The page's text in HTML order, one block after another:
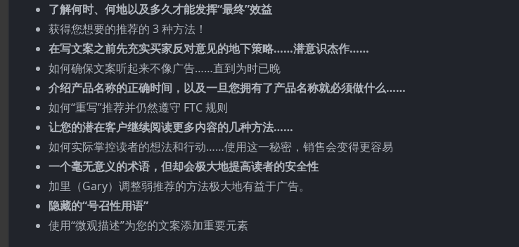
了解何时、何地以及多久才能发挥“最终”效益
获得您想要的推荐的 3 种方法！
在写文案之前先充实买家反对意见的地下策略……潜意识杰作……
如何确保文案听起来不像广告……直到为时已晚
介绍产品名称的正确时间，以及一旦您拥有了产品名称就必须做什么……
如何“重写”推荐并仍然遵守 FTC 规则
让您的潜在客户继续阅读更多内容的几种方法……
如何实际掌控读者的想法和行动……使用这一秘密，销售会变得更容易
一个毫无意义的术语，但却会极大地提高读者的安全性
加里（Gary）调整弱推荐的方法极大地有益于广告。
隐藏的“号召性用语”
使用“微观描述”为您的文案添加重要元素